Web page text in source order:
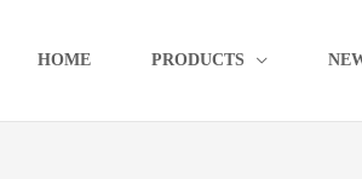
HOME PRODUCTS